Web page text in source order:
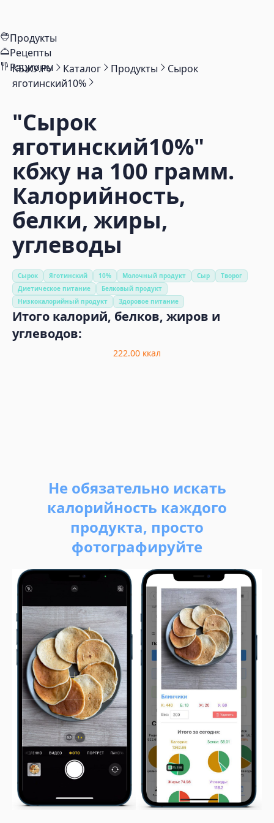
Продукты
Рецепты
Рационы
КБЖУ.РУ Каталог Продукты
Сырок
яготинский10%
"Сырок
яготинский10%"
кбжу на 100 грамм.
Калорийность,
белки, жиры,
углеводы
Сырок Яготинский 10% Молочный продукт Сыр
Творог
Диетическое питание
Белковый продукт
Низкокалорийный продукт
Здоровое питание
Итого калорий, белков, жиров и
углеводов:
222.00 ккал
Не обязательно искать
калорийность каждого
продукта, просто
фотографируйте